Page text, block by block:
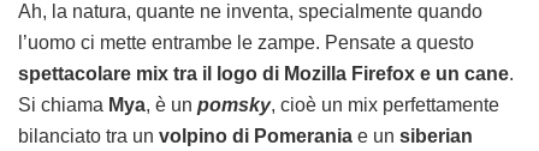
Ah, la natura, quante ne inventa, specialmente quando
l’uomo ci mette entrambe le zampe. Pensate a questo
spettacolare mix tra il logo di Mozilla Firefox e un cane.
Si chiama Mya, è un pomsky, cioè un mix perfettamente
bilanciato tra un volpino di Pomerania e un siberian